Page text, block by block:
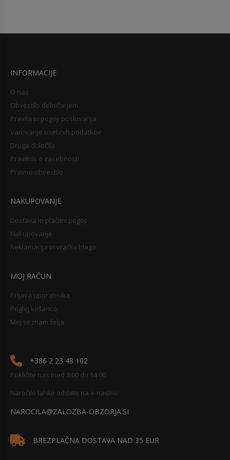
INFORMACIJE
O nas
Obvestilo delničarjem
Pravila in pogoji poslovanja
Varovanje osebnih podatkov
Druga določila
Pravilnik o zasebnosti
Pravno obvestilo
NAKUPOVANJE
Dostava in plačilni pogoji
Nakupovanje
Reklamacija in vračila blaga
MOJ RAČUN
Prijava uporabnika
Poglej košarico
Moj seznam želja
+386 2 23 48 102
Pokličite nas med 8:00 do 14:00.
Naročilo lahko oddate na e-naslov:
NAROCILA@ZALOZBA-OBZORJA.SI
BREZPLAČNA DOSTAVA NAD 35 EUR